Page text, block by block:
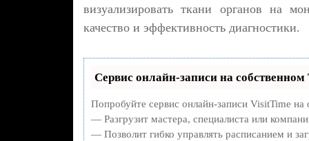
визуализировать ткани органов на
качество и эффективность диагностики.
Сервис онлайн-записи на собственном
Попробуйте сервис онлайн-записи VisitTime
— Разгрузит мастера, специалиста или
— Позволит гибко управлять расписанием и